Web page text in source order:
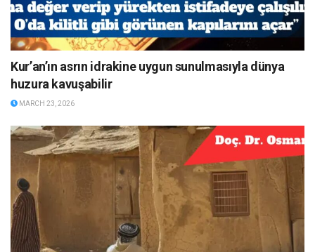
Kur’an’ın asrın idrakine uygun sunulmasıyla dünya
huzura kavuşabilir
MARCH 23, 2026